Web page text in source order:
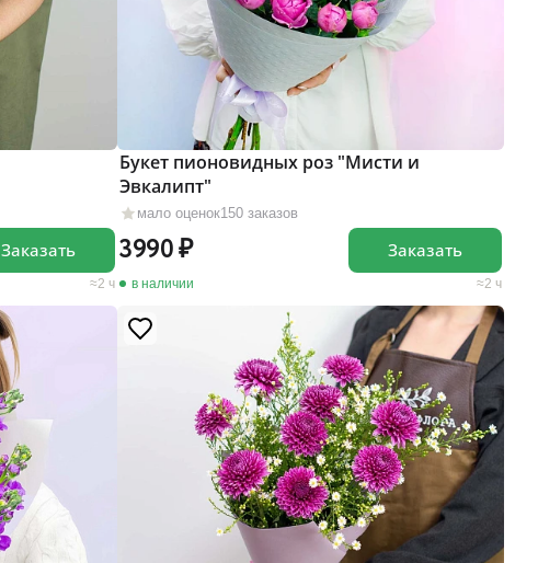
2 ч
Заказать
мало оценок150 заказов
Букет пионовидных роз "Мисти и
Эвкалипт"
3990
в наличии 2 ч
Заказать